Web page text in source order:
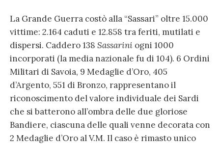
La Grande Guerra costò alla “Sassari” oltre 15.000
vittime: 2.164 caduti e 12.858 tra feriti, mutilati e
dispersi. Caddero 138 Sassarini ogni 1000
incorporati (la media nazionale fu di 104). 6 Ordini
Militari di Savoia, 9 Medaglie d’Oro, 405
d’Argento, 551 di Bronzo, rappresentano il
riconoscimento del valore individuale dei Sardi
che si batterono all’ombra delle due gloriose
Bandiere, ciascuna delle quali venne decorata con
2 Medaglie d’Oro al V.M. Il caso è rimasto unico